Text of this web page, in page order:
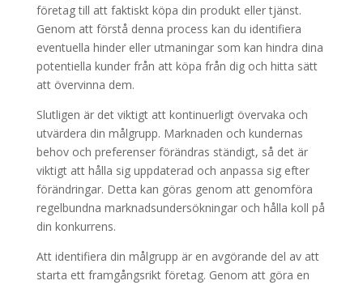
företag till att faktiskt köpa din produkt eller tjänst.
Genom att förstå denna process kan du identifiera
eventuella hinder eller utmaningar som kan hindra dina
potentiella kunder från att köpa från dig och hitta sätt
att övervinna dem.
Slutligen är det viktigt att kontinuerligt övervaka och
utvärdera din målgrupp. Marknaden och kundernas
behov och preferenser förändras ständigt, så det är
viktigt att hålla sig uppdaterad och anpassa sig efter
förändringar. Detta kan göras genom att genomföra
regelbundna marknadsundersökningar och hålla koll på
din konkurrens.
Att identifiera din målgrupp är en avgörande del av att
starta ett framgångsrikt företag. Genom att göra en